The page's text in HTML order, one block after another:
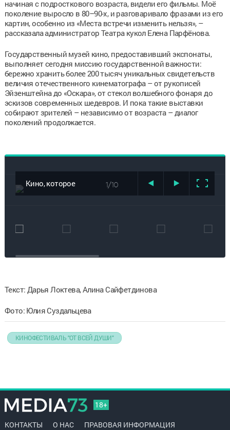
начиная с подросткового возраста, видели его фильмы. Моё
поколение выросло в 80–90-х, и разговаривало фразами из его
картин, особенно из «Места встречи изменить нельзя», –
рассказала администратор Театра кукол Елена Парфёнова.
Государственный музей кино, предоставивший экспонаты,
выполняет сегодня миссию государственной важности:
бережно хранить более 200 тысяч уникальных свидетельств
величия отечественного кинематографа – от рукописей
Эйзенштейна до «Оскара», от стекол волшебного фонаря до
эскизов современных шедевров. И пока такие выставки
собирают зрителей – независимо от возраста – диалог
поколений продолжается.
1/10
Кино, которое
воспитало
Текст: Дарья Локтева, Алина Сайфетдинова
Фото: Юлия Суздальцева
КИНОФЕСТИВАЛЬ "ОТ ВСЕЙ ДУШИ"
18+
КОНТАКТЫ О НАС ПРАВОВАЯ ИНФОРМАЦИЯ